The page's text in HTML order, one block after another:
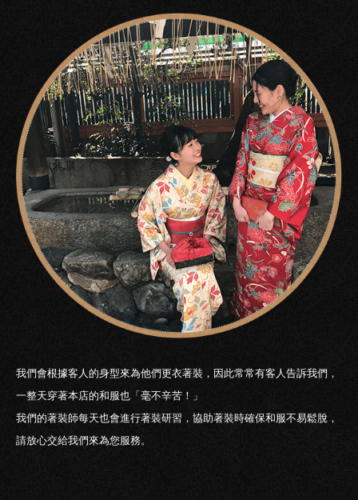
我們會根據客人的身型來為他們更衣著裝，因此常常有客人告訴我們，
一整天穿著本店的和服也「毫不辛苦！」
我們的著裝師每天也會進行著裝研習，協助著裝時確保和服不易鬆脫，
請放心交給我們來為您服務。